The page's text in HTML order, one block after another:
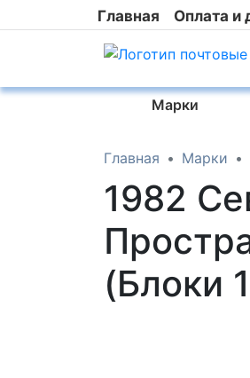
Главная Оплата и
Марки
Главная Марки
1982
(Блоки